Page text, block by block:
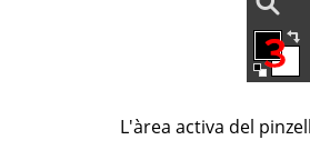
L'àrea activa del